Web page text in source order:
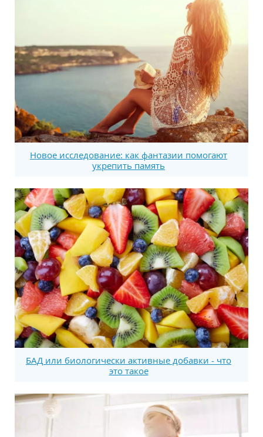
Новое исследование: как фантазии помогают
укрепить память
БАД или биологически активные добавки - что
это такое